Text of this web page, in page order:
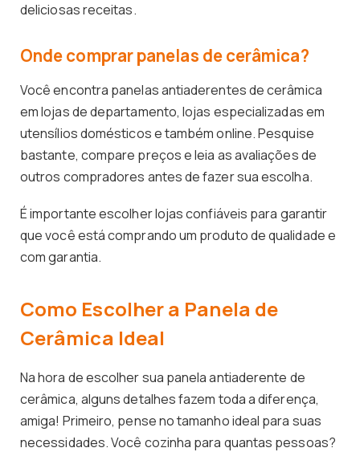
deliciosas receitas.
Onde comprar panelas de cerâmica?
Você encontra panelas antiaderentes de cerâmica
em lojas de departamento, lojas especializadas em
utensílios domésticos e também online. Pesquise
bastante, compare preços e leia as avaliações de
outros compradores antes de fazer sua escolha.
É importante escolher lojas confiáveis para garantir
que você está comprando um produto de qualidade e
com garantia.
Como Escolher a Panela de
Cerâmica Ideal
Na hora de escolher sua panela antiaderente de
cerâmica, alguns detalhes fazem toda a diferença,
amiga! Primeiro, pense no tamanho ideal para suas
necessidades. Você cozinha para quantas pessoas?